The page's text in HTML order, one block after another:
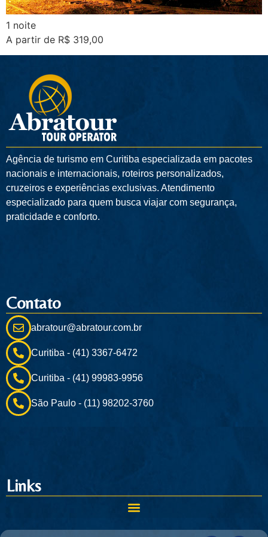
1 noite
A partir de R$ 319,00
Agência de turismo em Curitiba especializada em pacotes
nacionais e internacionais, roteiros personalizados,
cruzeiros e experiências exclusivas. Atendimento
especializado para quem busca viajar com segurança,
praticidade e conforto.
Contato
abratour@abratour.com.br
Curitiba - (41) 3367-6472
Curitiba - (41) 99983-9956
São Paulo - (11) 98202-3760
Links